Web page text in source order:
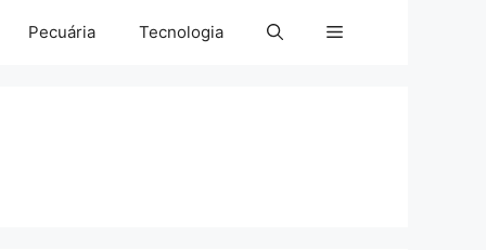
Pecuária Tecnologia